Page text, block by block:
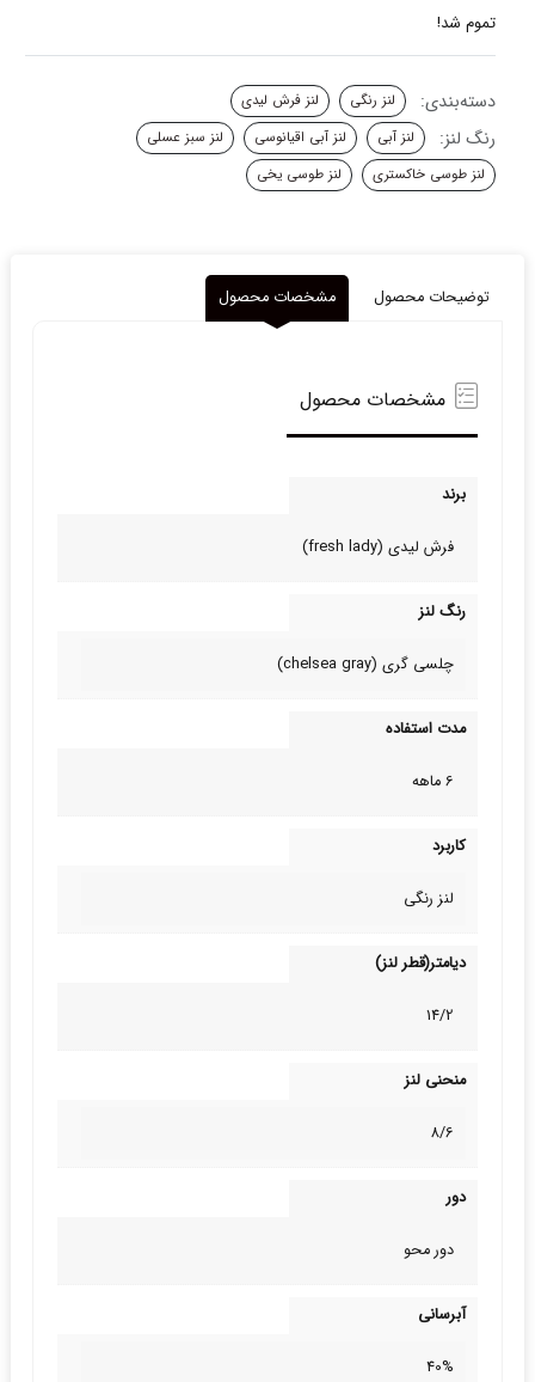
تموم شد!
دسته‌بندی: لنز رنگی لنز فرش لیدی
رنگ لنز: لنز آبی لنز آبی اقیانوسی
لنز سبز عسلی
لنز طوسی خاکستری
لنز طوسی یخی
توضیحات محصول مشخصات محصول
مشخصات محصول
برند
فرش لیدی (fresh lady)
رنگ لنز
چلسی گری (chelsea gray)
مدت استفاده
6 ماهه
کاربرد
لنز رنگی
دیامتر(قطر لنز)
14/2
منحنی لنز
8/6
دور
دور محو
آبرسانی
40%